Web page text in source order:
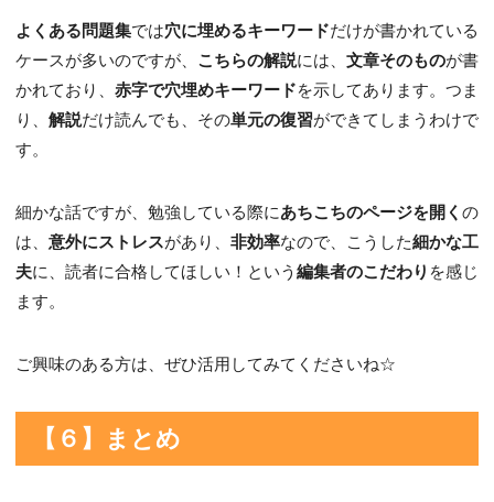
よくある問題集では穴に埋めるキーワードだけが書かれている
ケースが多いのですが、 こちらの解説には、 文章そのものが書
かれており、 赤字で穴埋めキーワードを示してあります。つま
り、 解説だけ読んでも、その単元の復習ができてしまうわけで
す。
細かな話ですが、勉強している際にあちこちのページを開く の
は、 意外にストレスがあり、 非効率なので、こうした細かな工
夫に、読者に合格してほしい！という 編集者のこだわり を感じ
ます。
ご興味のある方は、ぜひ活用してみてくださいね☆
【６】まとめ